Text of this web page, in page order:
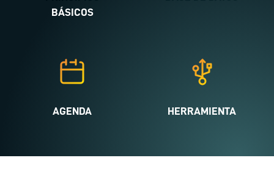
BÁSICOS
AGENDA HERRAMIENTA